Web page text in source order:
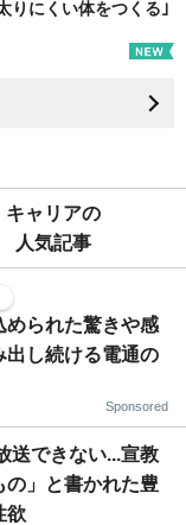
りにくい体をつくる｣
キャリアの
人気記事
められた驚きや感
出し続ける電通の
Sponsored
送できない...宣教
の」と書かれた豊
欲